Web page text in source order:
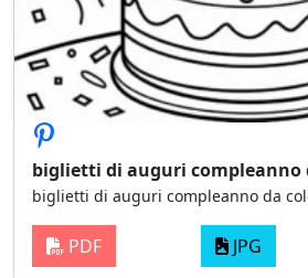
biglietti di auguri compleanno
biglietti di auguri compleanno da
PDF JPG